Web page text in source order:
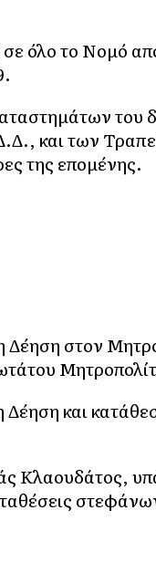
σε όλο το Νομό
του
και των
της επομένης.
στον
Δέηση και
Κλαουδάτος,